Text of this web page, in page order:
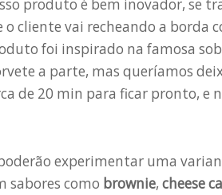
produto é bem inovador, se
cliente vai recheando a borda
foi inspirado na famosa
a parte, mas queríamos
de 20 min para ficar pronto, e
experimentar uma
sabores como brownie, cheese